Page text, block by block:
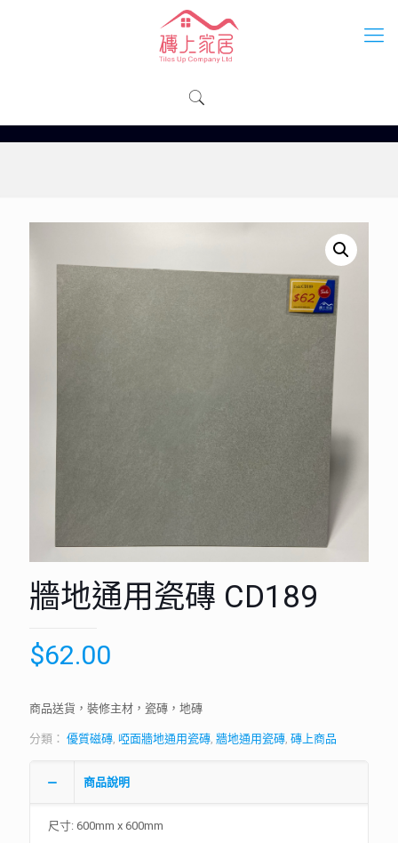
牆地通用瓷磚 CD189
$62.00
商品送貨，裝修主材，瓷磚，地磚
分類： 優質磁磚, 啞面牆地通用瓷磚, 牆地通用瓷磚, 磚上商品
商品說明
尺寸: 600mm x 600mm